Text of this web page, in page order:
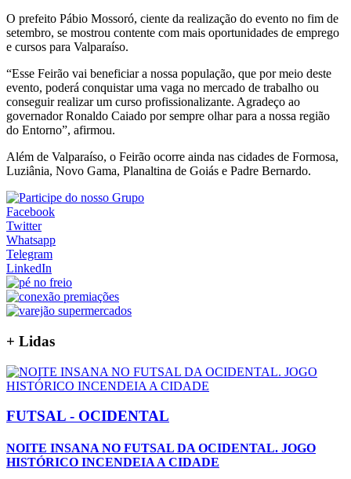
O prefeito Pábio Mossoró, ciente da realização do evento no fim de
setembro, se mostrou contente com mais oportunidades de emprego
e cursos para Valparaíso.
“Esse Feirão vai beneficiar a nossa população, que por meio deste
evento, poderá conquistar uma vaga no mercado de trabalho ou
conseguir realizar um curso profissionalizante. Agradeço ao
governador Ronaldo Caiado por sempre olhar para a nossa região
do Entorno”, afirmou.
Além de Valparaíso, o Feirão ocorre ainda nas cidades de Formosa,
Luziânia, Novo Gama, Planaltina de Goiás e Padre Bernardo.
Facebook
Twitter
Whatsapp
Telegram
LinkedIn
+ Lidas
FUTSAL - OCIDENTAL
NOITE INSANA NO FUTSAL DA OCIDENTAL. JOGO
HISTÓRICO INCENDEIA A CIDADE